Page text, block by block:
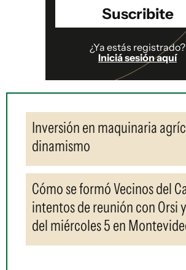
Suscribite
¿Ya estás registrado?
Iniciá sesión aquí
Inversión en maquinaria
dinamismo
Cómo se formó Vecinos del
intentos de reunión con Orsi
del miércoles 5 en